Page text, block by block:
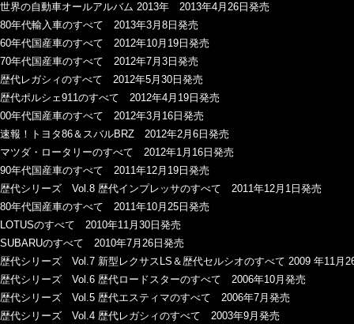
世界の自動車オールアルバム 2013年 2013年4月26日発売
80年代輸入車のすべて 2013年3月8日発売
60年代国産車のすべて 2012年10月19日発売
70年代国産車のすべて 2012年7月3日発売
歴代レガシィのすべて 2012年5月30日発売
歴代ポルシェ911のすべて 2012年4月19日発売
00年代国産車のすべて 2012年3月16日発売
速報！トヨタ86＆スバルBRZ 2012年2月6日発売
マツダ・ロータリーのすべて 2012年1月16日発売
90年代国産車のすべて 2011年12月19日発売
歴代シリーズ Vol.8 歴代インプレッサのすべて 2011年12月1日発売
80年代国産車のすべて 2011年10月25日発売
LOTUSのすべて 2010年11月30日発売
SUBARUのすべて 2010年7月26日発売
歴代シリーズ Vol.7 新型レクサスLS＆歴代セルシオのすべて 2009 年11月
歴代シリーズ Vol.6 歴代ロードスターのすべて 2006年10月発売
歴代シリーズ Vol.5 歴代エスティマのすべて 2006年7月発売
歴代シリーズ Vol.4 歴代レガシィのすべて 2003年9月発売